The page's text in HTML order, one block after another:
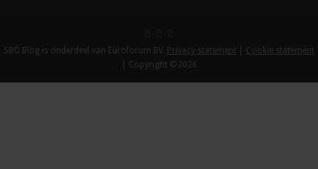
SBO Blog is onderdeel van Euroforum BV. Privacy statement
Cookie statement
| Copyright ©2026